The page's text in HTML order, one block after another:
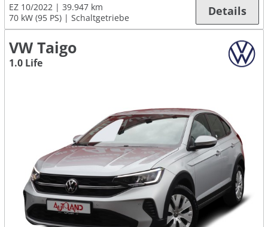
EZ 10/2022
39.947 km
70 kW (95 PS)
Schaltgetriebe Details
VW Taigo
1.0 Life